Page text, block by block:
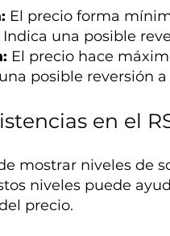
El precio forma
una posible
El precio hace
posible reversión a
en el
mostrar niveles de
niveles puede
precio.